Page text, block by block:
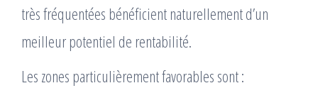
très fréquentées bénéficient naturellement d’un
meilleur potentiel de rentabilité.
Les zones particulièrement favorables sont :